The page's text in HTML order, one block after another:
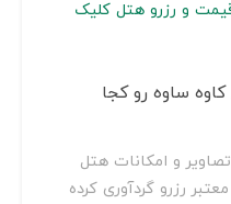
و رزرو هتل کلیک
ساوه رو کجا
و امکانات هتل
رزرو گردآوری کرده